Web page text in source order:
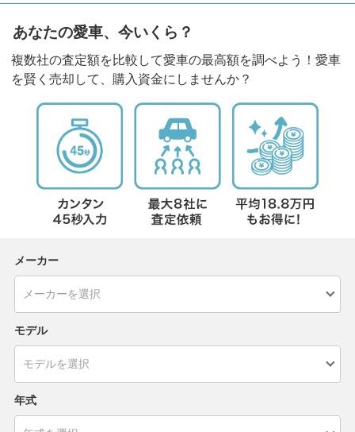
あなたの愛車、今いくら？
複数社の査定額を比較して愛車の最高額を調べよう！愛車
を賢く売却して、購入資金にしませんか？
メーカー
モデル
年式